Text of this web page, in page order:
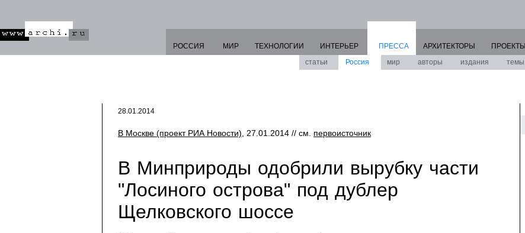
РОССИЯ МИР ТЕХНОЛОГИИ ИНТЕРЬЕР
ПРЕССА
статьи
Россия мир авторы издания темы
АРХИТЕКТОРЫ ПРОЕКТЫ
28.01.2014
В Москве (проект РИА Новости) , 27.01.2014 // см. первоисточник
В Минприроды одобрили вырубку части
"Лосиного острова" под дублер
Щелковского шоссе